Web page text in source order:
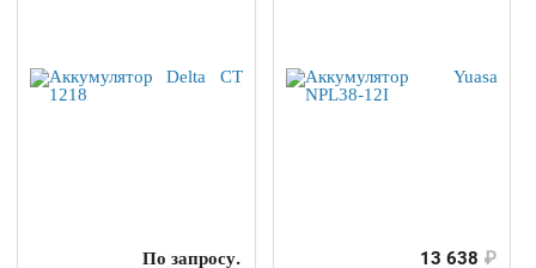
По запросу. 13 638 ₽